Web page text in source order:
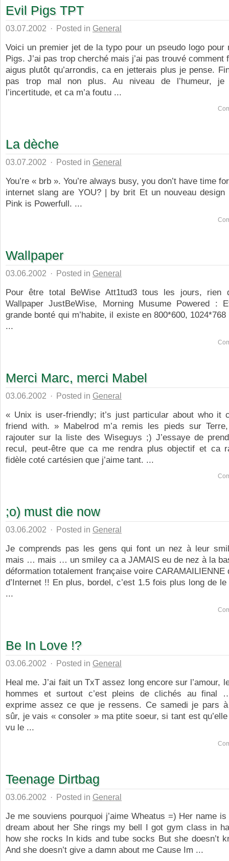
Evil Pigs TPT
03.07.2002 · Posted in General
Voici un premier jet de la typo pour un pseudo logo pour
Pigs. J’ai pas trop cherché mais j’ai pas trouvé comment
aigus plutôt qu’arrondis, ca en jetterais plus je pense.
pas trop mal non plus. Au niveau de l’humeur, je
l’incertitude, et ca m’a foutu ...
La dèche
03.07.2002 · Posted in General
You’re « brb ». You’re always busy, you don’t have time
internet slang are YOU? | by brit Et un nouveau design
Pink is Powerfull. ...
Wallpaper
03.06.2002 · Posted in General
Pour être total BeWise Att1tud3 tous les jours, rien
Wallpaper JustBeWise, Morning Musume Powered :
grande bonté qui m’habite, il existe en 800*600,
...
Merci Marc, merci Mabel
03.06.2002 · Posted in General
« Unix is user-friendly; it’s just particular about who it
friend with. » Mabelrod m’a remis les pieds sur
rajouter sur la liste des Wiseguys ;) J’essaye de
recul, peut-être que ca me rendra plus objectif et ca
fidèle coté cartésien que j’aime tant. ...
;o) must die now
03.06.2002 · Posted in General
Je comprends pas les gens qui font un nez à leur
mais … mais … un smiley ca a JAMAIS eu de nez à la
déformation totalement française voire CARAMAILIENNE
d’Internet !! En plus, bordel, c’est 1.5 fois plus long de le
...
Be In Love !?
03.06.2002 · Posted in General
Heal me. J’ai fait un TxT assez long encore sur l’amour,
hommes et surtout c’est pleins de clichés au final
exprime assez ce que je ressens. Ce samedi je pars à
sûr, je vais « consoler » ma ptite soeur, si tant est
vu le ...
Teenage Dirtbag
03.06.2002 · Posted in General
Je me souviens pourquoi j’aime Wheatus =) Her name
dream about her She rings my bell I got gym class in
how she rocks In kids and tube socks But she doesn’t
And she doesn’t give a damn about me Cause Im ...